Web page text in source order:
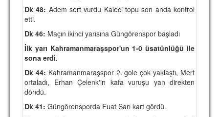
HAKKIMIZDA
İRTİBAT
SİTE İSTATİSTİKLERİ
REKLAM YAYINI
Dk 48: Adem sert vurdu Kaleci topu son anda kontrol
etti.
Dk 46: Maçın ikinci yarısına Güngörenspor başladı
İlk yarı Kahramanmaraşspor'un 1-0 üsatünlüğü ile
sona erdi.
Dk 44: Kahramanmaraşspor 2. gole çok yaklaştı, Mert
ortaladı, Erhan Çelenk'in kafa vuruşu yan direkten
döndü.
Dk 41: Güngörensporda Fuat Sarı kart gördü.